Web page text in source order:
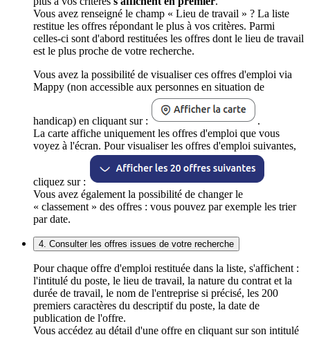
Vous avez renseigné le champ « Lieu de travail » ? La liste
restitue les offres répondant le plus à vos critères. Parmi
celles-ci sont d'abord restituées les offres dont le lieu de travail
est le plus proche de votre recherche.
Vous avez la possibilité de visualiser ces offres d'emploi via
Mappy (non accessible aux personnes en situation de
handicap) en cliquant sur :
.
La carte affiche uniquement les offres d'emploi que vous
voyez à l'écran. Pour visualiser les offres d'emploi suivantes,
cliquez sur :
Vous avez également la possibilité de changer le
« classement » des offres : vous pouvez par exemple les trier
par date.
4. Consulter les offres issues de votre recherche
Pour chaque offre d'emploi restituée dans la liste, s'affichent :
l'intitulé du poste, le lieu de travail, la nature du contrat et la
durée de travail, le nom de l'entreprise si précisé, les 200
premiers caractères du descriptif du poste, la date de
publication de l'offre.
Vous accédez au détail d'une offre en cliquant sur son intitulé